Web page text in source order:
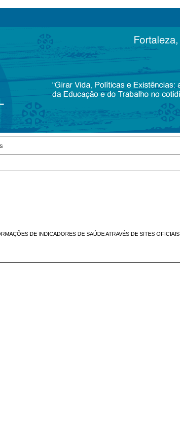
DE INDICADORES DE SAÚDE ATRAVÉS DE SITES OFICIAIS